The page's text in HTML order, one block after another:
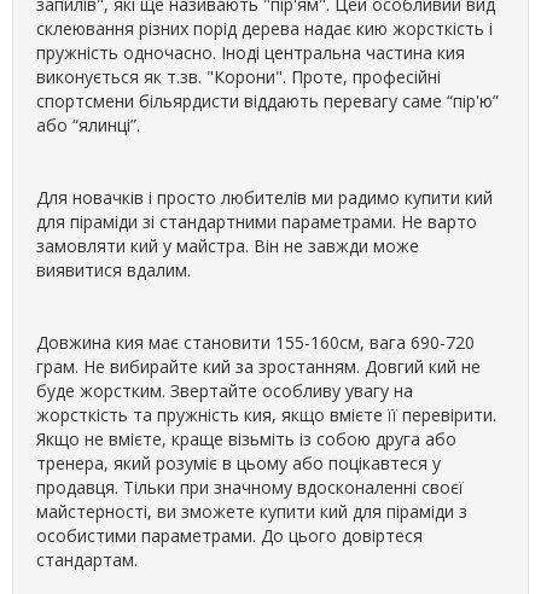
склеювання різних порід дерева надає кию жорсткість і
пружність одночасно. Іноді центральна частина кия
виконується як т.зв. "Корони". Проте, професійні
спортсмени більярдисти віддають перевагу саме “пір'ю”
або “ялинці”.
Для новачків і просто любителів ми радимо купити кий
для піраміди зі стандартними параметрами. Не варто
замовляти кий у майстра. Він не завжди може
виявитися вдалим.
Довжина кия має становити 155-160см, вага 690-720
грам. Не вибирайте кий за зростанням. Довгий кий не
буде жорстким. Звертайте особливу увагу на
жорсткість та пружність кия, якщо вмієте її перевірити.
Якщо не вмієте, краще візьміть із собою друга або
тренера, який розуміє в цьому або поцікавтеся у
продавця. Тільки при значному вдосконаленні своєї
майстерності, ви зможете купити кий для піраміди з
особистими параметрами. До цього довіртеся
стандартам.